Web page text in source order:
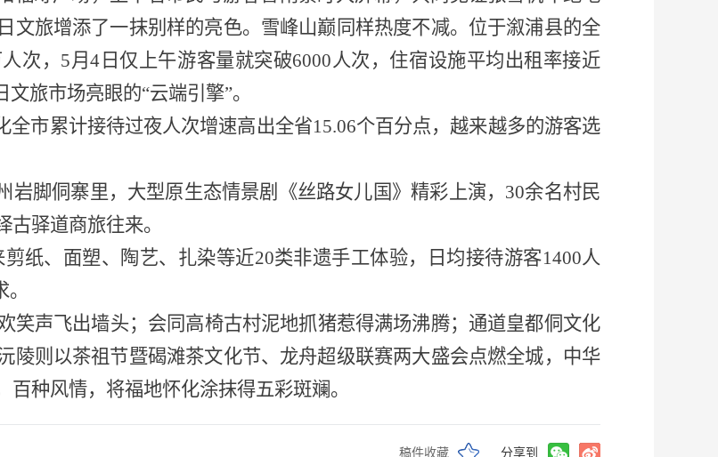
文旅增添了一抹别样的亮色。雪峰山巅同样热度不减。位于溆浦县的全
次，5月4日仅上午游客量就突破6000人次，住宿设施平均出租率接近
旅市场亮眼的“云端引擎”。
市累计接待过夜人次增速高出全省15.06个百分点，越来越多的游客选
岩脚侗寨里，大型原生态情景剧《丝路女儿国》精彩上演，30余名村民
驿道商旅往来。
剪纸、面塑、陶艺、扎染等近20类非遗手工体验，日均接待游客1400人
笑声飞出墙头；会同高椅古村泥地抓猪惹得满场沸腾；通道皇都侗文化
陵则以茶祖节暨碣滩茶文化节、龙舟超级联赛两大盛会点燃全城，中华
种风情，将福地怀化涂抹得五彩斑斓。
稿件收藏 分享到